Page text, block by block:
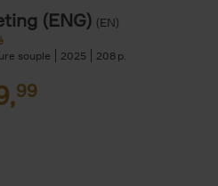
(ENG) (EN)
souple
2025 208
99